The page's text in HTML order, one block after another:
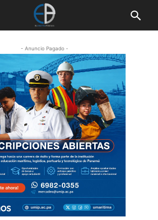
- Anuncio Pagado -